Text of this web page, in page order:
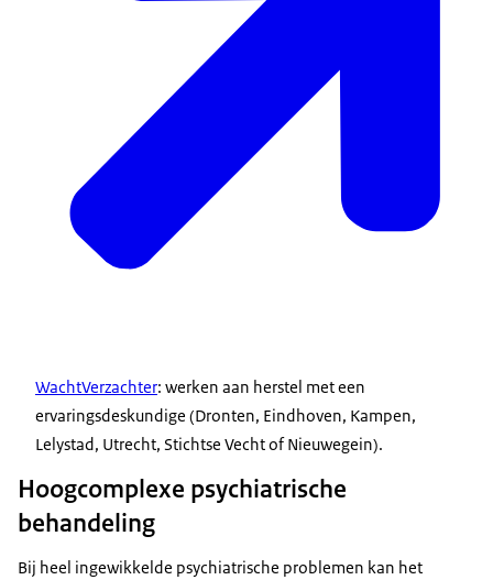
WachtVerzachter: werken aan herstel met een
ervaringsdeskundige (Dronten, Eindhoven, Kampen,
Lelystad, Utrecht, Stichtse Vecht of Nieuwegein).
Hoogcomplexe psychiatrische
behandeling
Bij heel ingewikkelde psychiatrische problemen kan het